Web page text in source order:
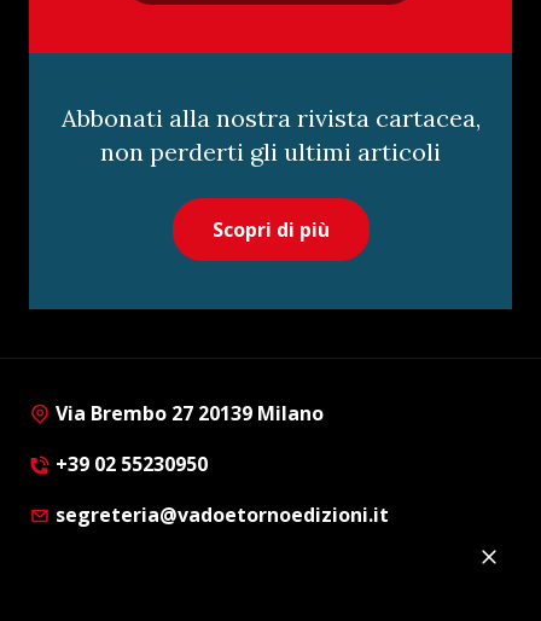
Abbonati alla nostra rivista cartacea,
non perderti gli ultimi articoli
Scopri di più
Via Brembo 27 20139 Milano
+39 02 55230950
segreteria@vadoetornoedizioni.it